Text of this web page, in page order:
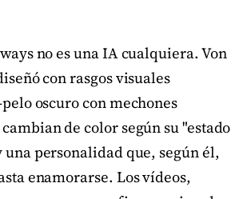
no es una IA cualquiera. Von
con rasgos visuales
oscuro con mechones
de color según su "estado
personalidad que, según él,
enamorarse. Los vídeos,